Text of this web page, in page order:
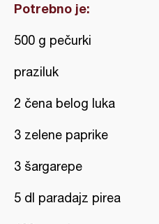
Potrebno je:
500 g pečurki
praziluk
2 čena belog luka
3 zelene paprike
3 šargarepe
5 dl paradajz pirea